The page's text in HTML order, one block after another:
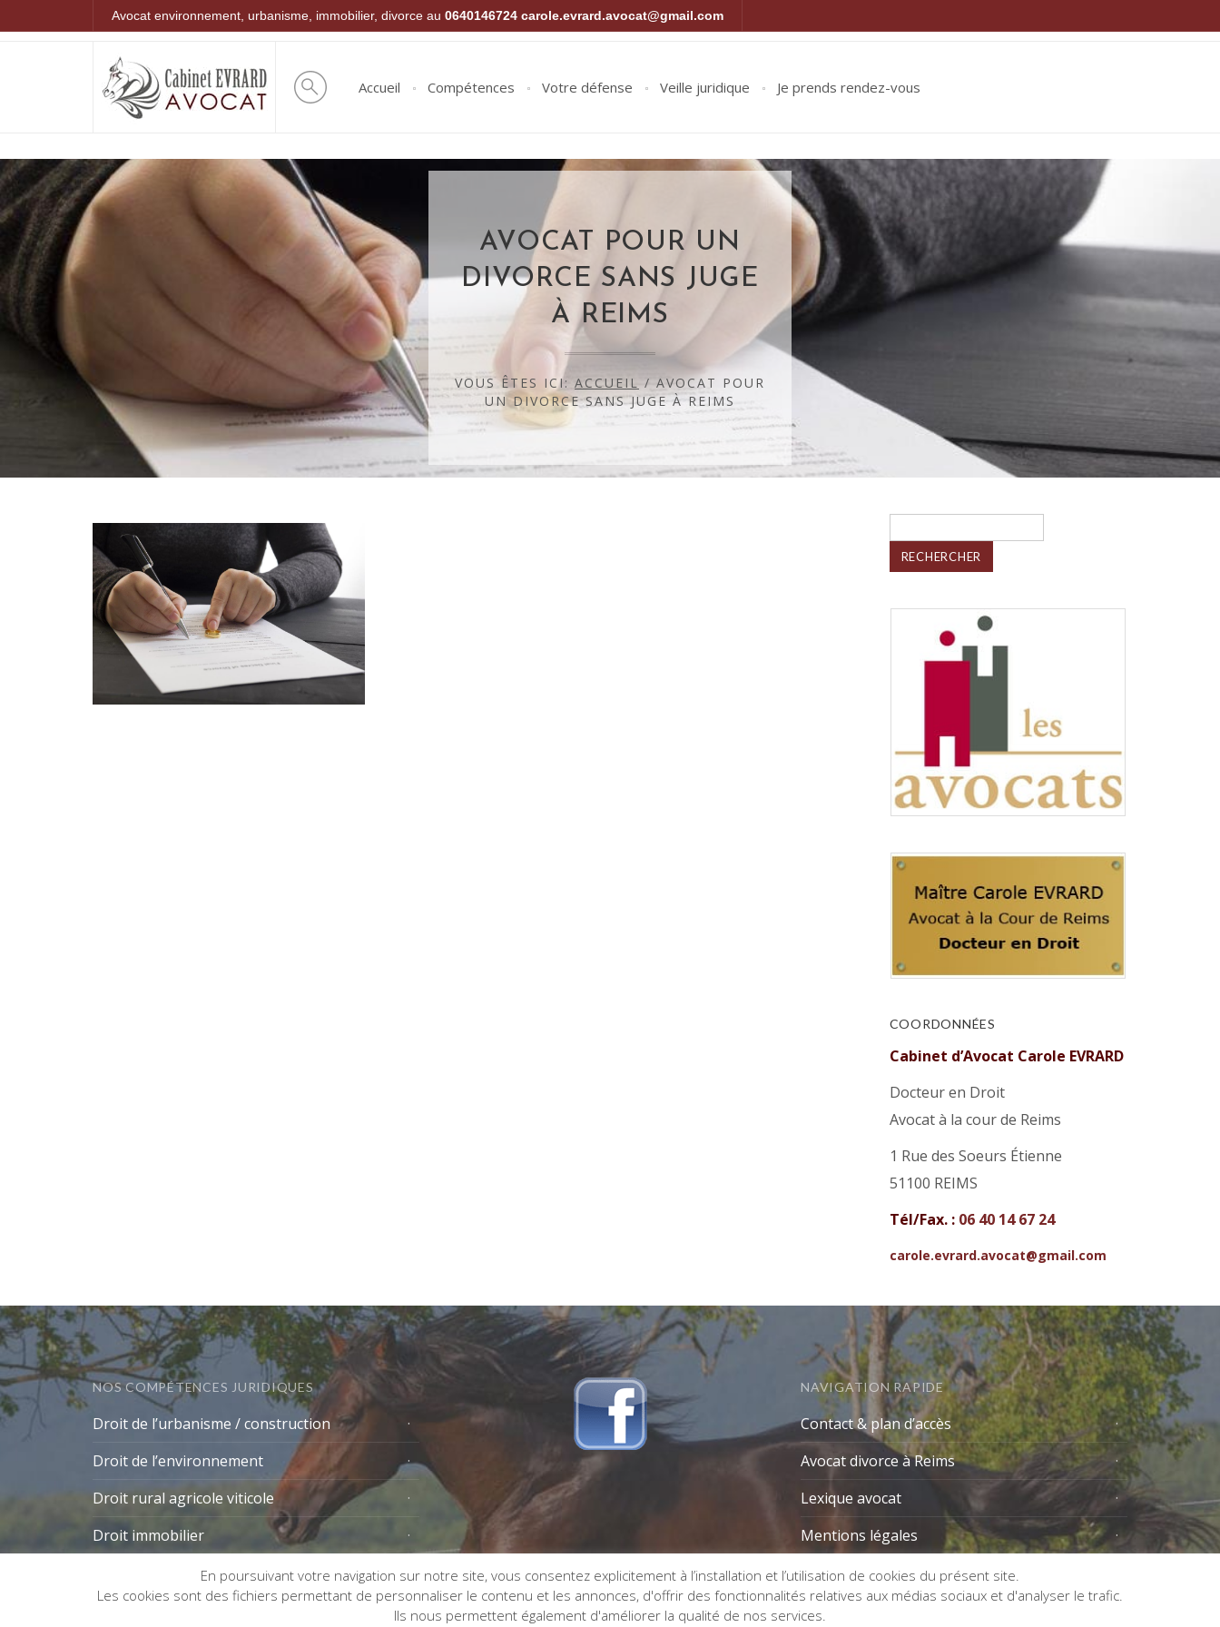
Avocat environnement, urbanisme, immobilier, divorce au 0640146724 carole.evrard.avocat@gmail.com
Accueil Compétences Votre défense Veille juridique Je prends rendez-vous
AVOCAT POUR UN
DIVORCE SANS JUGE
À REIMS
VOUS ÊTES ICI: ACCUEIL/AVOCAT POUR
UN DIVORCE SANS JUGE À REIMS
COORDONNÉES
Cabinet d’Avocat Carole EVRARD
Docteur en Droit
Avocat à la cour de Reims
1 Rue des Soeurs Étienne
51100 REIMS
Tél/Fax. : 06 40 14 67 24
carole.evrard.avocat@gmail.com
NOS COMPÉTENCES JURIDIQUES
Droit de l’urbanisme / construction
Droit de l’environnement
Droit rural agricole viticole
Droit immobilier
NAVIGATION RAPIDE
Contact & plan d’accès
Avocat divorce à Reims
Lexique avocat
Mentions légales
Gestion des cookies
En poursuivant votre navigation sur notre site, vous consentez explicitement à l’installation et l’utilisation de cookies du présent site.
Les cookies sont des fichiers permettant de personnaliser le contenu et les annonces, d'offrir des fonctionnalités relatives aux médias sociaux et d'analyser le trafic.
Ils nous permettent également d'améliorer la qualité de nos services.